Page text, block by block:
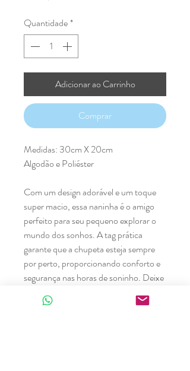
Quantidade*
Adicionar ao Carrinho
Comprar
Medidas: 30cm X 20cm
Algodão e Poliéster
Com um design adorável e um toque
super macio, essa naninha é o amigo
perfeito para seu pequeno explorar o
mundo dos sonhos. A tag prática
garante que a chupeta esteja sempre
por perto, proporcionando conforto e
segurança nas horas de soninho. Deixe
seu bebê viver grandes aventuras ao
lado da Naninha Leão!